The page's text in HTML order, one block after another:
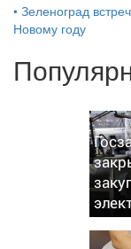
• Зеленоград
Новому году